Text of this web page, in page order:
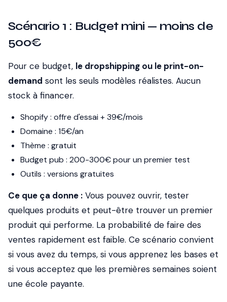
Scénario 1 : Budget mini — moins de
500€
Pour ce budget, le dropshipping ou le print-on-
demand sont les seuls modèles réalistes. Aucun
stock à financer.
Shopify : offre d'essai + 39€/mois
Domaine : 15€/an
Thème : gratuit
Budget pub : 200-300€ pour un premier test
Outils : versions gratuites
Ce que ça donne : Vous pouvez ouvrir, tester
quelques produits et peut-être trouver un premier
produit qui performe. La probabilité de faire des
ventes rapidement est faible. Ce scénario convient
si vous avez du temps, si vous apprenez les bases et
si vous acceptez que les premières semaines soient
une école payante.